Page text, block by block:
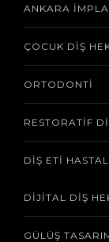
ANKARA
ÇOCUK DIŞ
ORTODONTI
RESTORATIF
DIŞ ETI
DIJITAL DIŞ
GÜLÜŞ